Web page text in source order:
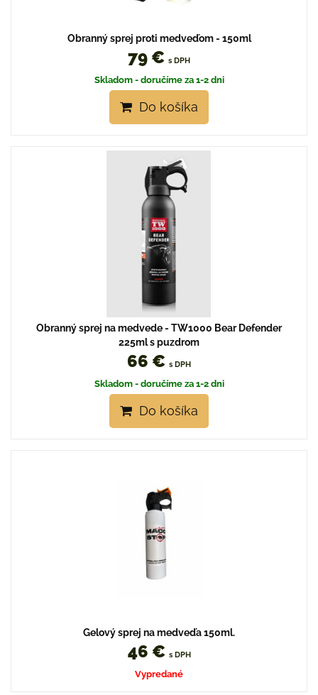
Obranný sprej proti medveďom - 150ml
79 € s DPH
Skladom - doručíme za 1-2 dni
Do košíka
Obranný sprej na medvede - TW1000 Bear Defender
225ml s puzdrom
66 € s DPH
Skladom - doručíme za 1-2 dni
Do košíka
Gelový sprej na medveďa 150ml.
46 € s DPH
Vypredané